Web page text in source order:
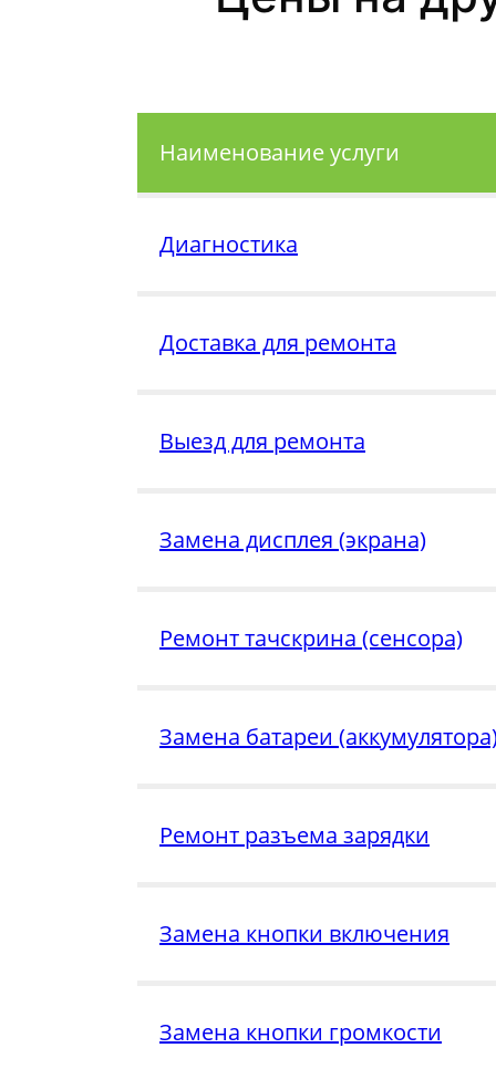
Наименование услуги
Диагностика
Доставка для ремонта
Выезд для ремонта
Замена дисплея (экрана)
Ремонт тачскрина (сенсора)
Замена батареи
Ремонт разъема зарядки
Замена кнопки включения
Замена кнопки громкости